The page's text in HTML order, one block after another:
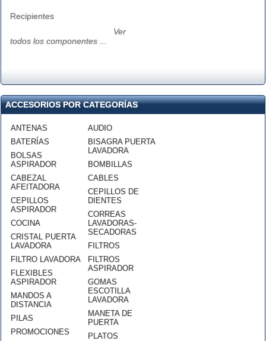
Recipientes
Ver
todos los componentes ...
ACCESORIOS POR CATEGORÍAS
ANTENAS
BATERÍAS
BOLSAS
ASPIRADOR
CABEZAL
AFEITADORA
CEPILLOS
ASPIRADOR
COCINA
CRISTAL PUERTA
LAVADORA
FILTRO LAVADORA
FLEXIBLES
ASPIRADOR
MANDOS A
DISTANCIA
PILAS
PROMOCIONES
AUDIO
BISAGRA PUERTA
LAVADORA
BOMBILLAS
CABLES
CEPILLOS DE
DIENTES
CORREAS
LAVADORAS-
SECADORAS
FILTROS
FILTROS
ASPIRADOR
GOMAS
ESCOTILLA
LAVADORA
MANETA DE
PUERTA
PLATOS